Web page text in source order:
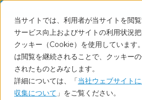
当サイトでは、利用者が当サイトを閲
サービス向上およびサイトの利用状況把
クッキー（Cookie）を使用しています
は閲覧を継続されることで、クッキー
されたものとみなします。
詳細については、「当社ウェブサイト
収集について 」をご覧ください。
「サステナビリティ情報開示支援サービス」を新たにリリース｜「日
付け開始
News